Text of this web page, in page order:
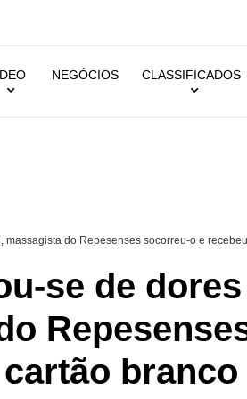
NEGÓCIOS CLASSIFICADOS
do Repesenses socorreu-o e recebeu
se de dores
branco